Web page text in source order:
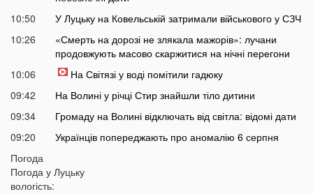
10:50
У Луцьку на Ковельській затримали військового у СЗЧ
10:26
«Смерть на дорозі не злякала мажорів»: лучани
продовжують масово скаржитися на нічні перегони
10:06
На Світязі у воді помітили гадюку
09:42
На Волині у річці Стир знайшли тіло дитини
09:34
Громаду на Волині відключать від світла: відомі дати
09:20
Українців попереджають про аномалію 6 серпня
09:05
вважався зниклим безвісти
Погода
Погода у Луцьку
вологість: